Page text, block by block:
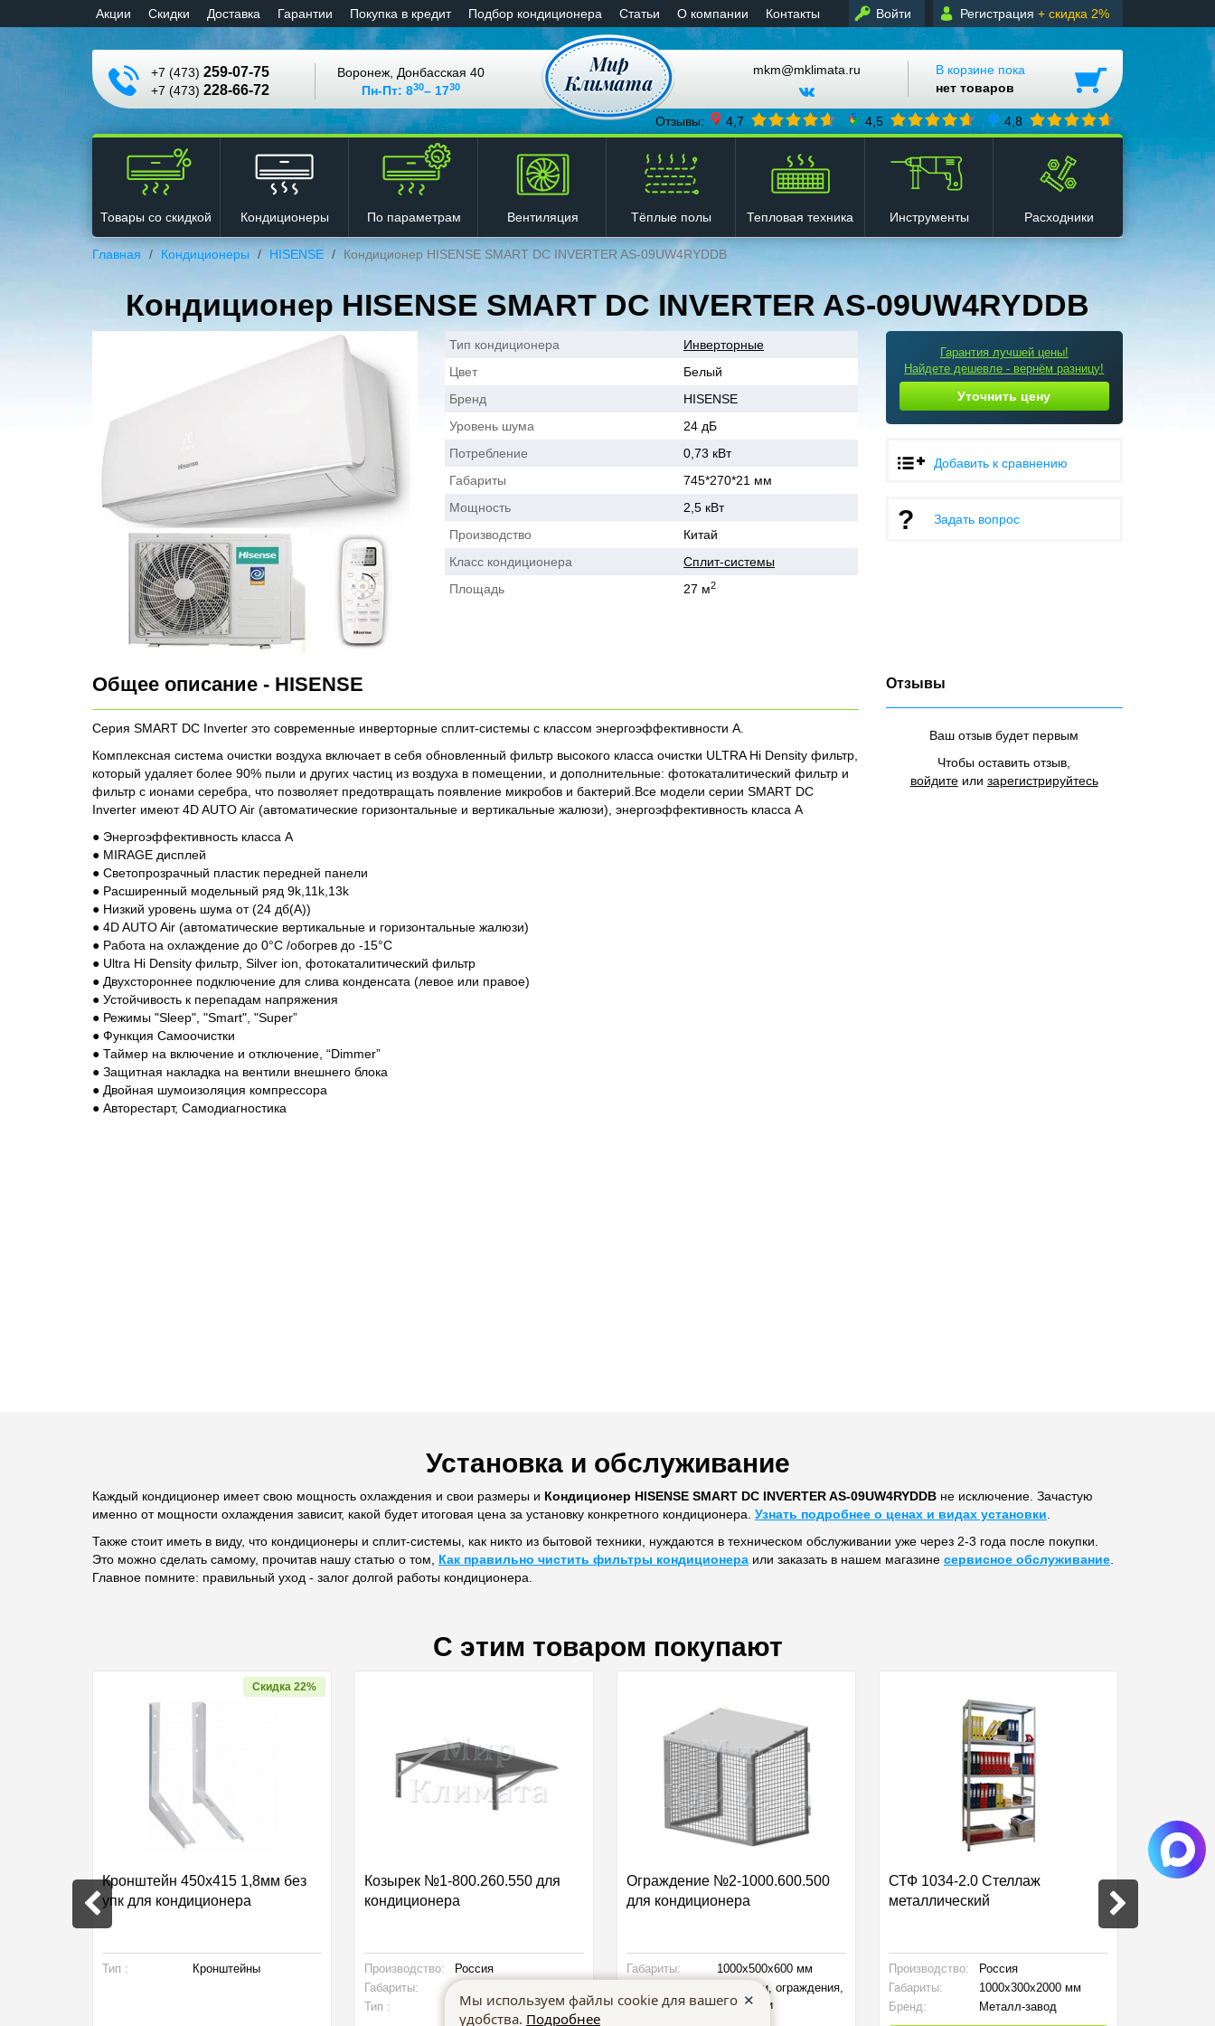
Войти Регистрация + скидка 2%
Aкции Cкидки Доставка Гарантии Покупка в кредит Подбор кондиционера Статьи О компании Контакты
+7 (473) 259-07-75
+7 (473) 228-66-72
Воронеж, Донбасская 40
Пн-Пт: 830– 1730
mkm@mklimata.ru
В корзине пока
нет товаров
Отзывы: 4,7 4,5 4,8
Товары со скидкой Кондиционеры По параметрам Вентиляция Тёплые полы Тепловая техника Инструменты Расходники
Главная Кондиционеры HISENSE Кондиционер HISENSE SMART DC INVERTER AS-09UW4RYDDB
Кондиционер HISENSE SMART DC INVERTER AS-09UW4RYDDB
Гарантия лучшей цены!
Найдете дешевле - вернём разницу!
Уточнить цену
Добавить к сравнению
Задать вопрос
Тип кондиционера
Инверторные
Цвет
Белый
Бренд
HISENSE
Уровень шума
24 дБ
Потребление
0,73 кВт
Габариты
745*270*21 мм
Мощность
2,5 кВт
Производство
Китай
Класс кондиционера
Сплит-системы
Площадь
27 м2
Общее описание - HISENSE
Серия SMART DC Inverter это современные инверторные сплит-системы с классом энергоэффективности А.
Комплексная система очистки воздуха включает в себя обновленный фильтр высокого класса очистки ULTRA Hi Density фильтр,
который удаляет более 90% пыли и других частиц из воздуха в помещении, и дополнительные: фотокаталитический фильтр и
фильтр с ионами серебра, что позволяет предотвращать появление микробов и бактерий.Все модели серии SMART DC
Inverter имеют 4D AUTO Air (автоматические горизонтальные и вертикальные жалюзи), энергоэффективность класса А
● Энергоэффективность класса A
● MIRAGE дисплей
● Светопрозрачный пластик передней панели
● Расширенный модельный ряд 9k,11k,13k
● Низкий уровень шума от (24 дб(А))
● 4D AUTO Air (автоматические вертикальные и горизонтальные жалюзи)
● Работа на охлаждение до 0°С /обогрев до -15°С
● Ultra Hi Density фильтр, Silver ion, фотокаталитический фильтр
● Двухстороннее подключение для слива конденсата (левое или правое)
● Устойчивость к перепадам напряжения
● Режимы "Sleep", "Smart", "Super”
● Функция Самоочистки
● Таймер на включение и отключение, “Dimmer”
● Защитная накладка на вентили внешнего блока
● Двойная шумоизоляция компрессора
● Авторестарт, Самодиагностика
Отзывы
Ваш отзыв будет первым
Чтобы оставить отзыв,
войдитеили зарегистрируйтесь
Установка и обслуживание
Каждый кондиционер имеет свою мощность охлаждения и свои размеры и Кондиционер HISENSE SMART DC INVERTER AS-09UW4RYDDB не исключение. Зачастую
именно от мощности охлаждения зависит, какой будет итоговая цена за установку конкретного кондиционера. Узнать подробнее о ценах и видах установки.
Также стоит иметь в виду, что кондиционеры и сплит-системы, как никто из бытовой техники, нуждаются в техническом обслуживании уже через 2-3 года после покупки.
Это можно сделать самому, прочитав нашу статью о том, Как правильно чистить фильтры кондиционера или заказать в нашем магазине сервисное обслуживание.
Главное помните: правильный уход - залог долгой работы кондиционера.
С этим товаром покупают
Скидка 22%
Кронштейн 450х415 1,8мм без
упк для кондиционера
Тип : Кронштейны
Козырек №1-800.260.550 для
кондиционера
Производство:
Россия
Габариты:
Тип :
Козырьки, ограждения,
Ограждение №2-1000.600.500
для кондиционера
Габариты:
1000x500x600 мм
Козырьки, ограждения,
подставки
СТФ 1034-2.0 Стеллаж
металлический
Производство:
Россия
Габариты:
1000x300x2000 мм
Бренд:
Металл-завод
Теплый
Мы используем файлы cookie для вашего
удобства. Подробнее
✕